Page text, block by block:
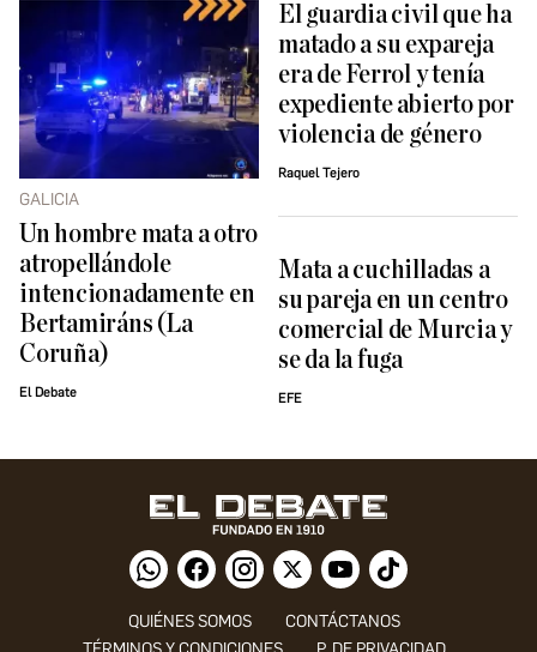
GALICIA
Un hombre mata a otro
atropellándole
intencionadamente en
Bertamiráns (La
Coruña)
El Debate
El guardia civil que ha
matado a su expareja
era de Ferrol y tenía
expediente abierto por
violencia de género
Raquel Tejero
Mata a cuchilladas a
su pareja en un centro
comercial de Murcia y
se da la fuga
EFE
QUIÉNES SOMOS
CONTÁCTANOS